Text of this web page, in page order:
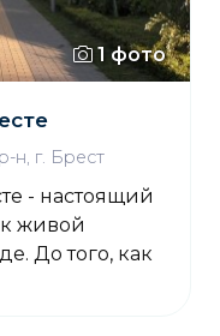
1 фото
н, г. Брест
- настоящий
живой
До того, как